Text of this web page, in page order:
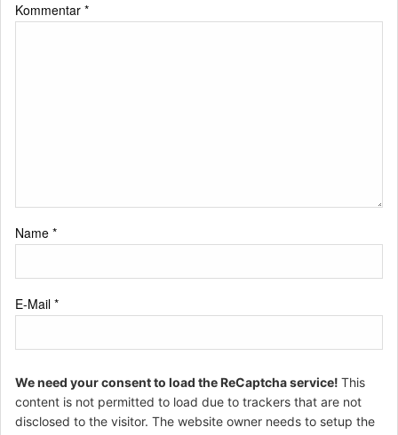
Kommentar *
Name *
E-Mail *
We need your consent to load the ReCaptcha service! This
content is not permitted to load due to trackers that are not
disclosed to the visitor. The website owner needs to setup the